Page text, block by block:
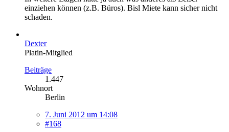
einziehen können (z.B. Büros). Bisl Miete kann sicher nicht
schaden.
Dexter
Platin-Mitglied
Beiträge
1.447
Wohnort
Berlin
7. Juni 2012 um 14:08
#168